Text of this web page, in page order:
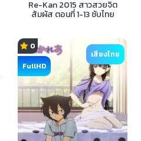
Re-Kan 2015 สาวสวยจิต
สัมผัส ตอนที่ 1-13 ซับไทย
0
FullHD
เสียงไทย